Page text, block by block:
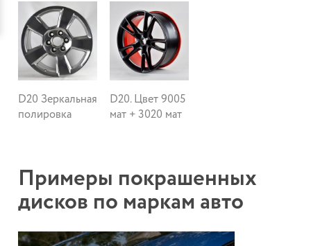
D20 Зеркальная
полировка
D20. Цвет 9005
мат + 3020 мат
Примеры покрашенных
дисков по маркам авто